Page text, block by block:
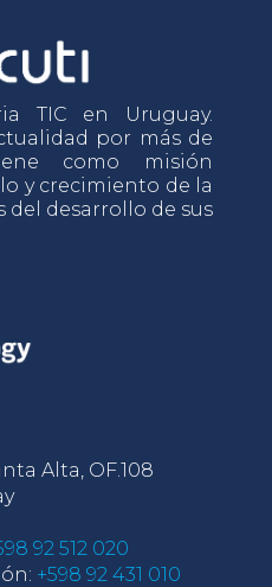
TIC en Uruguay.
por más de
como misión
y crecimiento de la
del desarrollo de sus
Alta, OF.108
92 512 020
+598 92 431 010